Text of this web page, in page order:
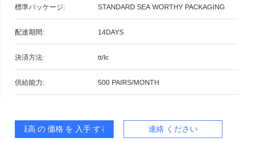
標準パッケージ: STANDARD SEA WORTHY PACKAGING
配達期間: 14DAYS
決済方法: tt/lc
供給能力: 500 PAIRS/MONTH
最高 の 価格 を 入手 する 連絡 ください